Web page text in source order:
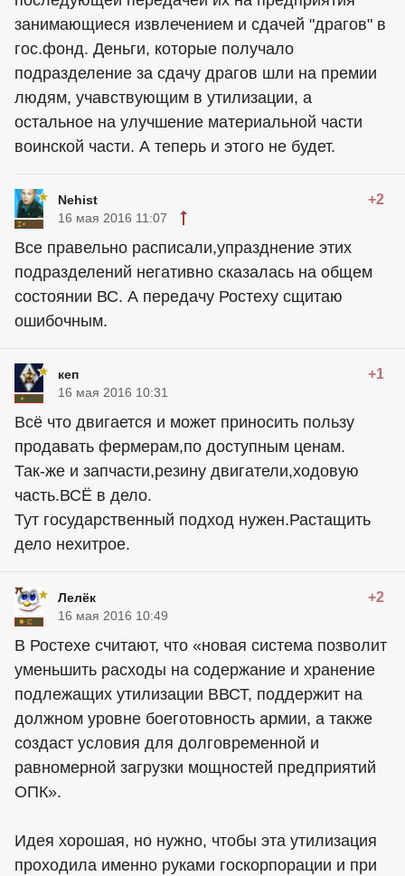
занимающиеся извлечением и сдачей "драгов" в
гос.фонд. Деньги, которые получало
подразделение за сдачу драгов шли на премии
людям, учавствующим в утилизации, а
остальное на улучшение материальной части
воинской части. А теперь и этого не будет.
Nehist +2
16 мая 2016 11:07
Все правельно расписали,упразднение этих
подразделений негативно сказалась на общем
состоянии ВС. А передачу Ростеху сщитаю
ошибочным.
кеп +1
16 мая 2016 10:31
Всё что двигается и может приносить пользу
продавать фермерам,по доступным ценам.
Так-же и запчасти,резину двигатели,ходовую
часть.ВСЁ в дело.
Тут государственный подход нужен.Растащить
дело нехитрое.
Лелёк +2
16 мая 2016 10:49
В Ростехе считают, что «новая система позволит
уменьшить расходы на содержание и хранение
подлежащих утилизации ВВСТ, поддержит на
должном уровне боеготовность армии, а также
создаст условия для долговременной и
равномерной загрузки мощностей предприятий
ОПК».
Идея хорошая, но нужно, чтобы эта утилизация
проходила именно руками госкорпорации и при